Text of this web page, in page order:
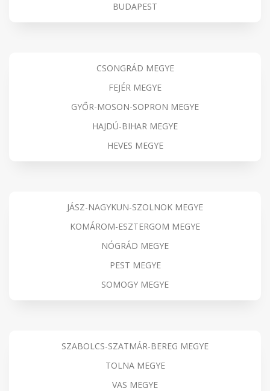
BUDAPEST
CSONGRÁD MEGYE
FEJÉR MEGYE
GYŐR-MOSON-SOPRON MEGYE
HAJDÚ-BIHAR MEGYE
HEVES MEGYE
JÁSZ-NAGYKUN-SZOLNOK MEGYE
KOMÁROM-ESZTERGOM MEGYE
NÓGRÁD MEGYE
PEST MEGYE
SOMOGY MEGYE
SZABOLCS-SZATMÁR-BEREG MEGYE
TOLNA MEGYE
VAS MEGYE